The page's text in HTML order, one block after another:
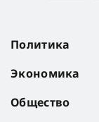
Политика
Экономика
Общество